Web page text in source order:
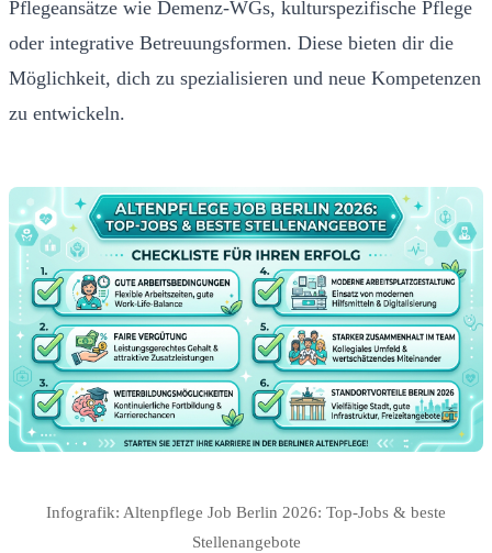
Pflegeansätze wie Demenz-WGs, kulturspezifische Pflege
oder integrative Betreuungsformen. Diese bieten dir die
Möglichkeit, dich zu spezialisieren und neue Kompetenzen
zu entwickeln.
Infografik: Altenpflege Job Berlin 2026: Top-Jobs & beste
Stellenangebote